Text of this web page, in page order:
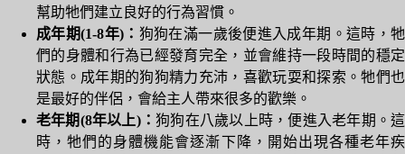
幫助牠們建立良好的行為習慣。
成年期(1-8年)： 狗狗在滿一歲後便進入成年期。這時，牠
們的身體和行為已經發育完全，並會維持一段時間的穩定
狀態。成年期的狗狗精力充沛，喜歡玩耍和探索。牠們也
是最好的伴侶，會給主人帶來很多的歡樂。
老年期(8年以上)：狗狗在八歲以上時，便進入老年期。這
時，牠們的身體機能會逐漸下降，開始出現各種老年疾